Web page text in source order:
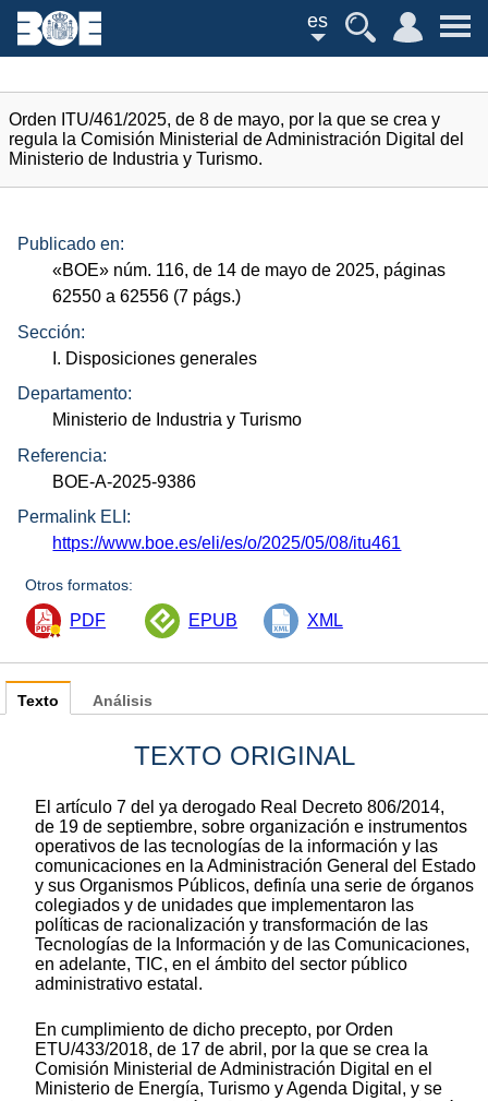
es
Orden ITU/461/2025, de 8 de mayo, por la que se crea y
regula la Comisión Ministerial de Administración Digital del
Ministerio de Industria y Turismo.
Publicado en:
«BOE» núm. 116, de 14 de mayo de 2025, páginas
62550 a 62556 (7 págs.)
Sección:
I. Disposiciones generales
Departamento:
Ministerio de Industria y Turismo
Referencia:
BOE-A-2025-9386
Permalink ELI:
https://www.boe.es/eli/es/o/2025/05/08/itu461
Otros formatos:
PDF EPUB XML
Texto
TEXTO ORIGINAL
El artículo 7 del ya derogado Real Decreto 806/2014,
de 19 de septiembre, sobre organización e instrumentos
operativos de las tecnologías de la información y las
comunicaciones en la Administración General del Estado
y sus Organismos Públicos, definía una serie de órganos
colegiados y de unidades que implementaron las
políticas de racionalización y transformación de las
Tecnologías de la Información y de las Comunicaciones,
en adelante, TIC, en el ámbito del sector público
administrativo estatal.
En cumplimiento de dicho precepto, por Orden
ETU/433/2018, de 17 de abril, por la que se crea la
Comisión Ministerial de Administración Digital en el
Ministerio de Energía, Turismo y Agenda Digital, y se
Análisis